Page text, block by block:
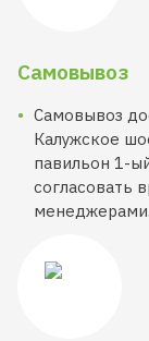
Самовывоз
Самовывоз
Калужское
павильон 1-
согласовать
менеджерами.